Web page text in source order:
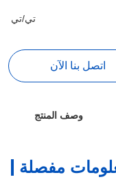
تي/تي
اتصل بنا الآن
وصف المنتج
مفصلة